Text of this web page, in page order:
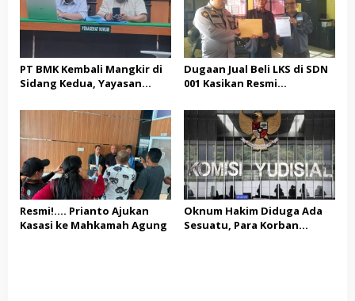
PT BMK Kembali Mangkir di
Sidang Kedua, Yayasan
Hukum
Dugaan Jual Beli LKS di SDN
001 Kasikan Resmi
Kampar, Pemred – Pimum
Metroterkini.id Desak Usut
Kasus Ini
Resmi!…. Prianto Ajukan
Kasasi ke Mahkamah Agung
Oknum Hakim Diduga Ada
Sesuatu, Para Korban